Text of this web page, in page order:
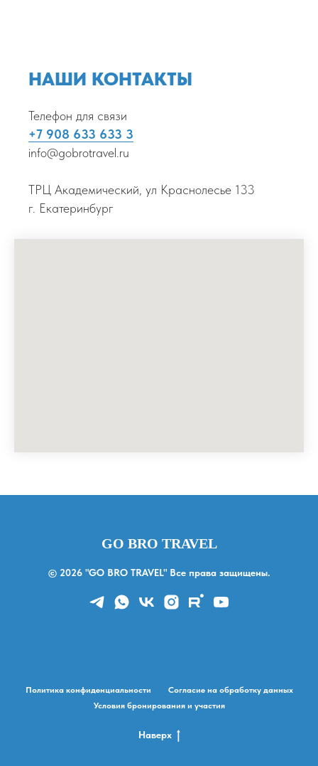
НАШИ КОНТАКТЫ
Телефон для связи
+7 908 633 633 3
info@gobrotravel.ru
ТРЦ Академический, ул Краснолесье 133
г. Екатеринбург
GO BRO TRAVEL
© 2026 "GO BRO TRAVEL" Все права защищены.
Политика конфиденциальности
Согласие на обработку данных
Условия бронирования и участия
Наверх